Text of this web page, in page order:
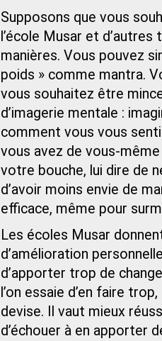
Supposons que vous
l’école Musar et
manières. Vous pouvez
poids » comme mantra.
vous souhaitez être
d’imagerie mentale :
comment vous vous
vous avez de vous-
votre bouche, lui dire de
d’avoir moins envie de
efficace, même pour
Les écoles Musar
d’amélioration
d’apporter trop de
l’on essaie d’en faire
devise. Il vaut mieux
d’échouer à en apporter